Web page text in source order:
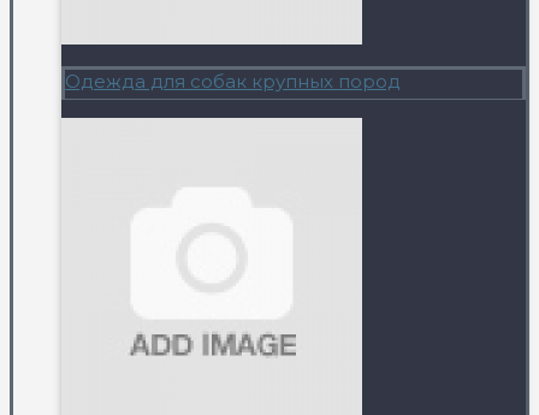
Одежда для собак крупных пород